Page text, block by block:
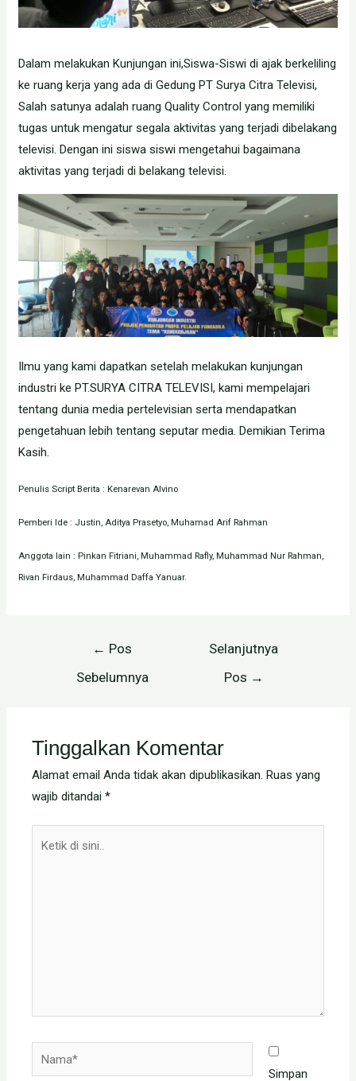
Dalam melakukan Kunjungan ini,Siswa-Siswi di ajak berkeliling
ke ruang kerja yang ada di Gedung PT Surya Citra Televisi,
Salah satunya adalah ruang Quality Control yang memiliki
tugas untuk mengatur segala aktivitas yang terjadi dibelakang
televisi. Dengan ini siswa siswi mengetahui bagaimana
aktivitas yang terjadi di belakang televisi.
Ilmu yang kami dapatkan setelah melakukan kunjungan
industri ke PT.SURYA CITRA TELEVISI, kami mempelajari
tentang dunia media pertelevisian serta mendapatkan
pengetahuan lebih tentang seputar media. Demikian Terima
Kasih.
Penulis Script Berita : Kenarevan Alvino
Pemberi Ide : Justin, Aditya Prasetyo, Muhamad Arif Rahman
Anggota lain : Pinkan Fitriani, Muhammad Rafly, Muhammad Nur Rahman,
Rivan Firdaus, Muhammad Daffa Yanuar.
← Pos
Sebelumnya
Selanjutnya
Pos →
Tinggalkan Komentar
Alamat email Anda tidak akan dipublikasikan. Ruas yang
wajib ditandai*
Nama*
Simpan